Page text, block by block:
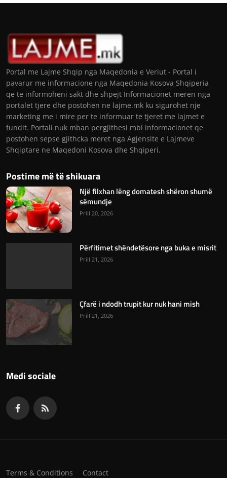
Portal me Lajme Shqip nga Maqedonia e Veriut - Portal i
pavarur me informacione nga Maqedonia Kosova Shqiperia
qe te informoheni sakt dhe shpejt Informacionet meren nga
portalet tjere dhe postohen ne lajme.mk ku sigurohet nje
marketing me i mire per te informuar te tjeret me lajmet e
fundit. Portali nuk mban pergjithesi mbi informacionet qe
postohen sepse gjithcka meret nga Agjensite e Lajmeve
Shqiptare ne Maqedoni Kosova dhe Shqiperi.
Postime më të shikuara
Një filxhan lëng domatesh shëron shumë
sëmundje
Prill 20, 2026
Përfitimet shëndetësore nga buka e misrit
Prill 21, 2026
Çfarë i ndodh trupit kur nuk hani mish
Prill 21, 2026
Medi sociale
Terms & Conditions Contact